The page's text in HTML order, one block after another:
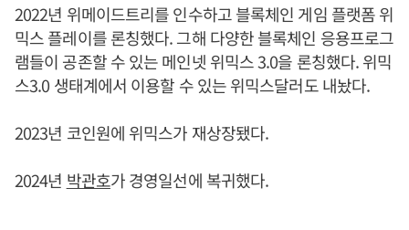
2022년 위메이드트리를 인수하고 블록체인 게임 플랫폼 위
믹스 플레이를 론칭했다. 그해 다양한 블록체인 응용프로그
램들이 공존할 수 있는 메인넷 위믹스 3.0을 론칭했다. 위믹
스3.0 생태계에서 이용할 수 있는 위믹스달러도 내놨다.
2023년 코인원에 위믹스가 재상장됐다.
2024년 박관호가 경영일선에 복귀했다.